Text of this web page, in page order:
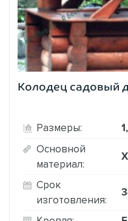
Колодец садовый
Размеры:
Основной
материал:
Срок
изготовления: